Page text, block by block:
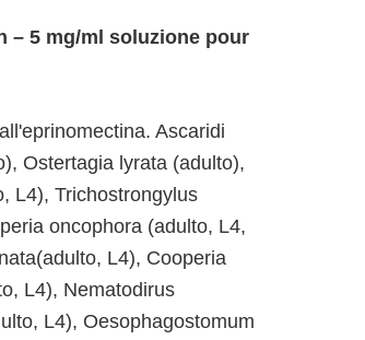
– 5 mg/ml soluzione pour
Ascaridi
Ostertagia lyrata (adulto),
L4), Trichostrongylus
oncophora (adulto, L4,
L4), Cooperia
L4), Nematodirus
L4), Oesophagostomum